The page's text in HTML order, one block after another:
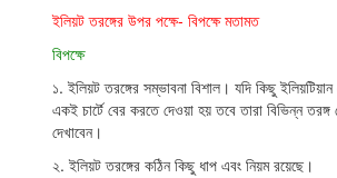
ইলিয়ট তরঙ্গের উপর পক্ষে- বিপক্ষে মতামত
বিপক্ষে
১. ইলিয়ট তরঙ্গের সম্ভাবনা বিশাল। যদি কিছু
একই চার্টে বের করতে দেওয়া হয় তবে তারা বিভিন্ন তরঙ্গ
দেখাবেন।
২. ইলিয়ট তরঙ্গের কঠিন কিছু ধাপ এবং নিয়ম রয়েছে।